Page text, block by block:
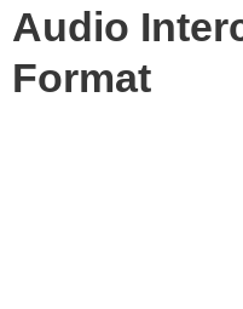
Audio
Format